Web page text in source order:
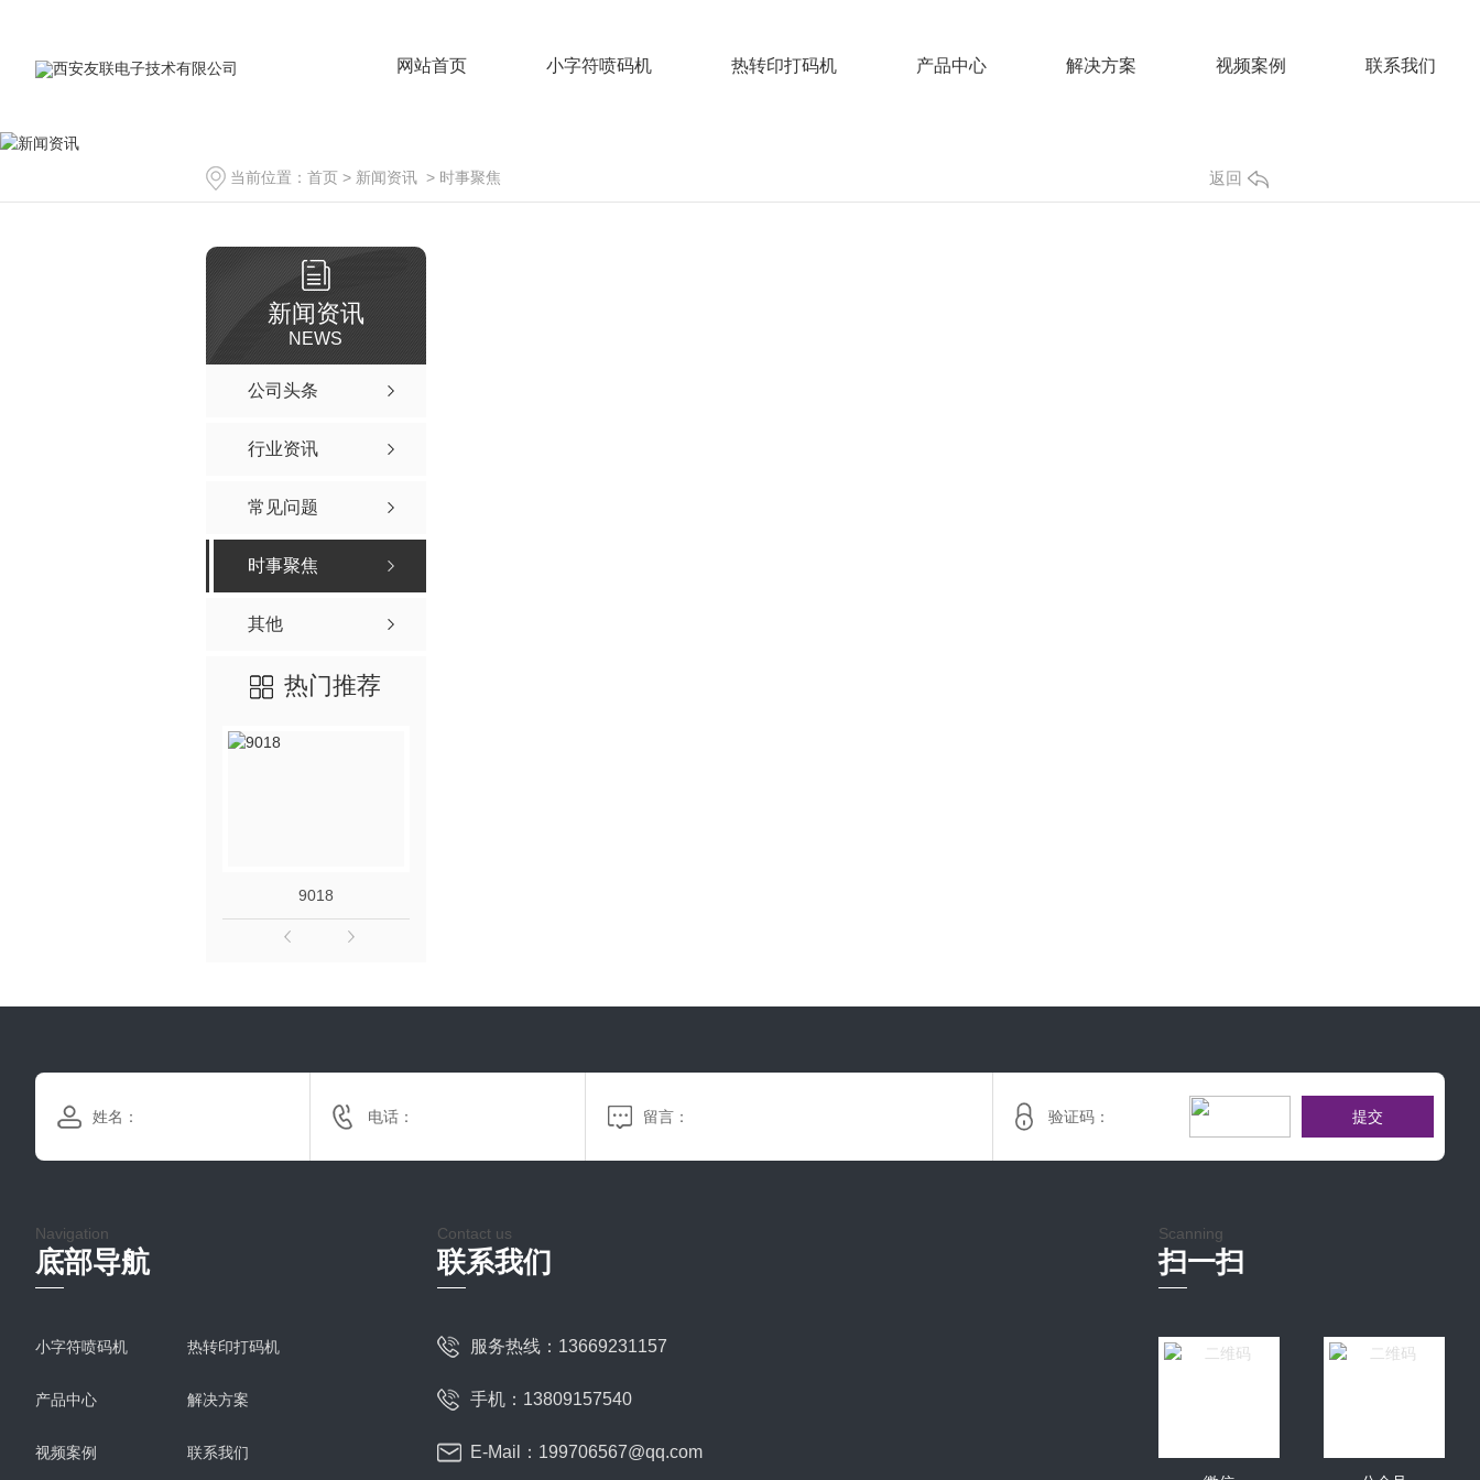
网站首页 小字符喷码机 热转印打码机 产品中心 解决方案 视频案例 联系我们
当前位置： 首页 > 新闻资讯 > 时事聚焦 返回
新闻资讯
NEWS
公司头条
行业资讯
常见问题
时事聚焦
其他
热门推荐
9018
提交
Navigation
底部导航
小字符喷码机 热转印打码机
产品中心 解决方案
视频案例 联系我们
Contact us
联系我们
服务热线：13669231157
手机：13809157540
E-Mail：199706567@qq.com
Scanning
扫一扫